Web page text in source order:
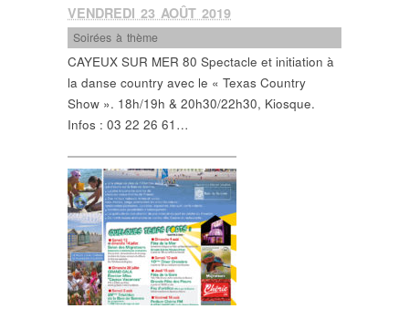
VENDREDI 23 AOÛT 2019
Soirées à thème
CAYEUX SUR MER 80 Spectacle et initiation à
la danse country avec le « Texas Country
Show ». 18h/19h & 20h30/22h30, Kiosque.
Infos : 03 22 26 61…